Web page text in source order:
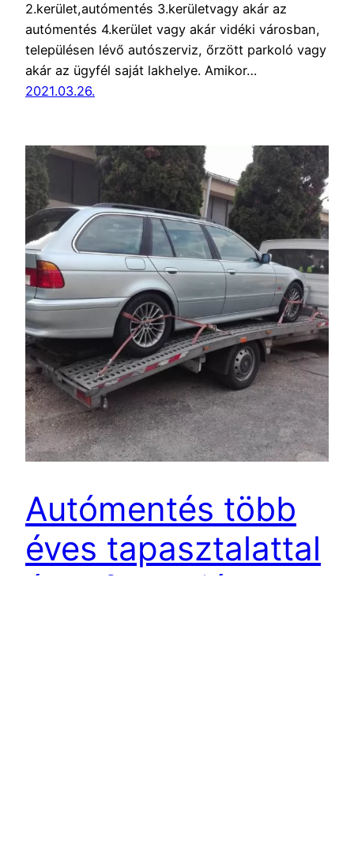
2.kerület,autómentés 3.kerületvagy akár az
autómentés 4.kerület vagy akár vidéki városban,
településen lévő autószerviz, őrzött parkoló vagy
akár az ügyfél saját lakhelye. Amikor…
2021.03.26.
Autómentés több
éves tapasztalattal
és referenciával